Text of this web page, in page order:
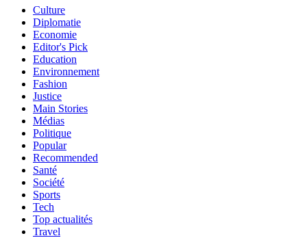
Culture
Diplomatie
Economie
Editor's Pick
Education
Environnement
Fashion
Justice
Main Stories
Médias
Politique
Popular
Recommended
Santé
Société
Sports
Tech
Top actualités
Travel